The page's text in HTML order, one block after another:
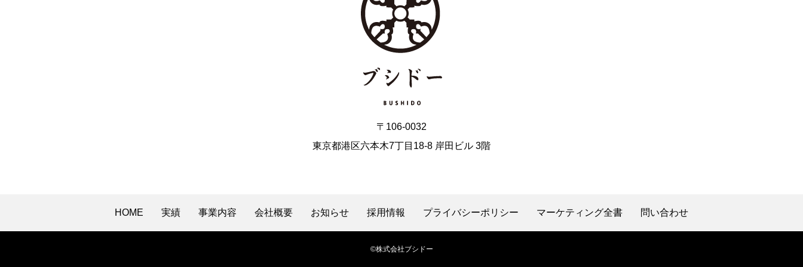
〒106-0032
東京都港区六本木7丁目18-8 岸田ビル 3階
HOME 実績 事業内容 会社概要 お知らせ 採用情報 プライバシーポリシー マーケティング全書 問い合わせ
©株式会社ブシドー